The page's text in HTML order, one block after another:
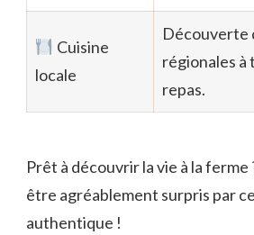
Cuisine
locale
Découverte
régionales à
repas.
Prêt à découvrir la vie à la ferme
être agréablement surpris par
authentique !